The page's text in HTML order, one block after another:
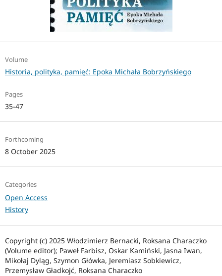
Volume
Historia, polityka, pamięć: Epoka Michała Bobrzyńskiego
Pages
35-47
Forthcoming
8 October 2025
Categories
Open Access
History
Copyright (c) 2025 Włodzimierz Bernacki, Roksana Characzko
(Volume editor); Paweł Farbisz, Oskar Kamiński, Jasna Iwan,
Mikołaj Dyląg, Szymon Główka, Jeremiasz Sobkiewicz,
Przemysław Gładkojć, Roksana Characzko